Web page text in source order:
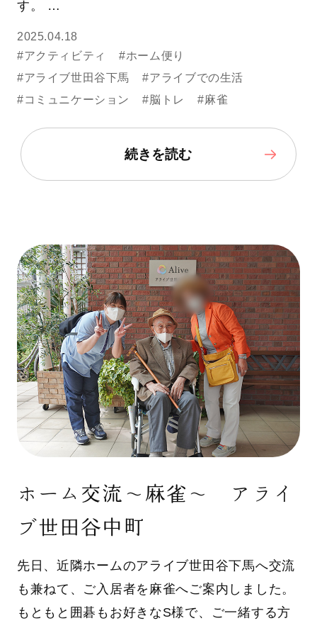
す。 …
2025.04.18
#アクティビティ
#ホーム便り
#アライブ世田谷下馬
#アライブでの生活
#コミュニケーション
#脳トレ #麻雀
続きを読む
ホーム交流～麻雀～ アライ
ブ世田谷中町
先日、近隣ホームのアライブ世田谷下馬へ交流
も兼ねて、ご入居者を麻雀へご案内しました。
もともと囲碁もお好きなS様で、ご一緒する方